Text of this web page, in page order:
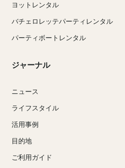
ヨットレンタル
バチェロレッテパーティレンタル
パーティボートレンタル
ジャーナル
ニュース
ライフスタイル
活用事例
目的地
ご利用ガイド